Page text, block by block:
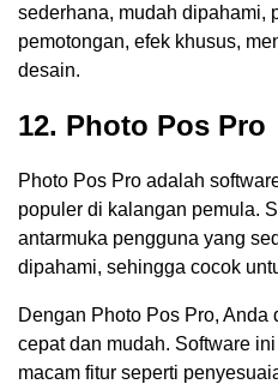
sederhana, mudah dipahami,
pemotongan, efek khusus,
desain.
12. Photo Pos Pro
Photo Pos Pro adalah
populer di kalangan pemula.
antarmuka pengguna yang
dipahami, sehingga cocok
Dengan Photo Pos Pro, Anda
cepat dan mudah. Software
macam fitur seperti